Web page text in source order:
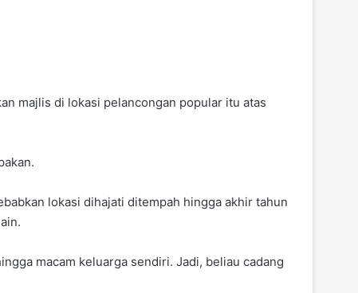
majlis di lokasi pelancongan popular itu atas
lokasi dihajati ditempah hingga akhir tahun
macam keluarga sendiri. Jadi, beliau cadang